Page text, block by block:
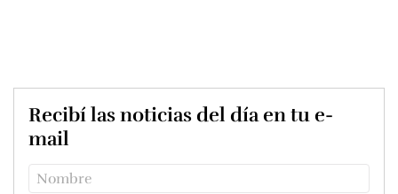
Recibí las noticias del día en tu e-
mail